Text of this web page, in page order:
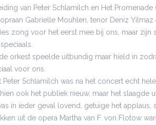
van Peter Schlamilch en Het Promenade
Gabrielle Mouhlen, tenor Deniz
zong voor het eerst mee bij ons, maar
orkest speelde uitbundig maar hield in
voor ons.
Peter Schlamilch was na het concert echt
ook het publiek nieuw, maar het slaagde
in ieder geval lovend, getuige het applaus,
uit de opera Martha van F. von Flotow